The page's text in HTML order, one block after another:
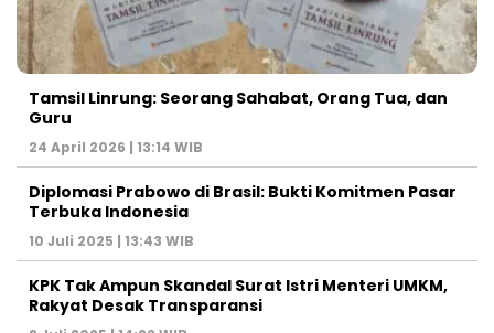
Tamsil Linrung: Seorang Sahabat, Orang Tua, dan
Guru
24 April 2026 | 13:14 WIB
Diplomasi Prabowo di Brasil: Bukti Komitmen Pasar
Terbuka Indonesia
10 Juli 2025 | 13:43 WIB
KPK Tak Ampun Skandal Surat Istri Menteri UMKM,
Rakyat Desak Transparansi